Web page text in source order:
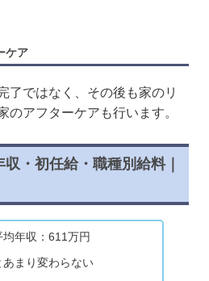
ケア
了ではなく、その後も家のリ
のアフターケアも行います。
・初任給・職種別給料｜
年収：611万円
まり変わらない